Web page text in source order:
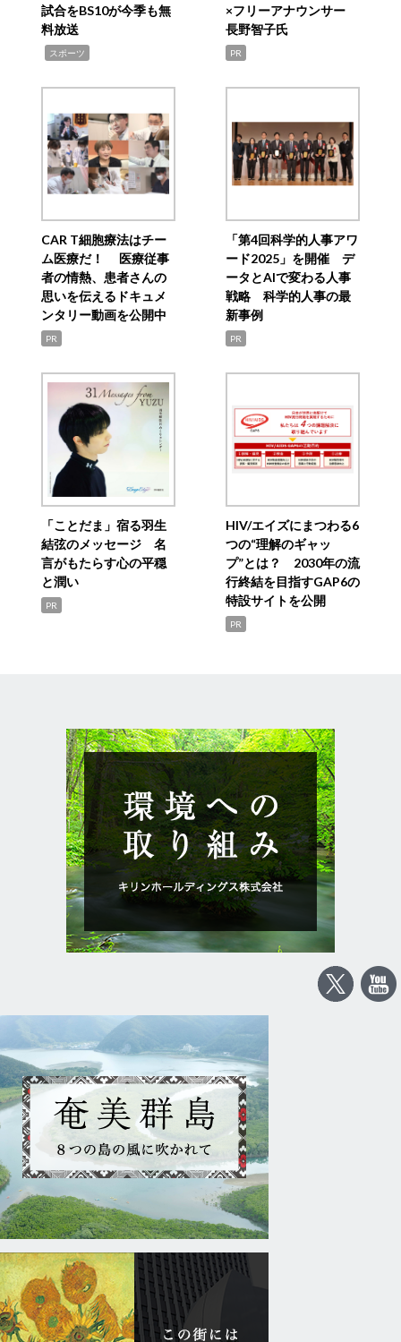
試合をBS10が今季も無
料放送
スポーツ
×フリーアナウンサー
長野智子氏
PR
CAR T細胞療法はチー
ム医療だ！ 医療従事
者の情熱、患者さんの
思いを伝えるドキュメ
ンタリー動画を公開中
PR
「第4回科学的人事アワ
ード2025」を開催 デ
ータとAIで変わる人事
戦略 科学的人事の最
新事例
PR
「ことだま」宿る羽生
結弦のメッセージ 名
言がもたらす心の平穏
と潤い
PR
HIV/エイズにまつわる6
つの“理解のギャッ
プ”とは？ 2030年の流
行終結を目指すGAP6の
特設サイトを公開
PR